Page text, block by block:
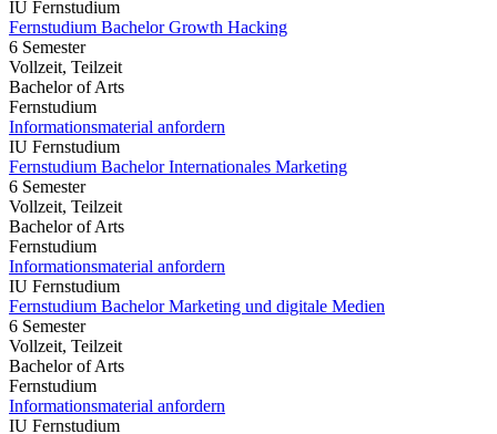
IU Fernstudium
Fernstudium Bachelor Growth Hacking
6 Semester
Vollzeit, Teilzeit
Bachelor of Arts
Fernstudium
Informationsmaterial anfordern
IU Fernstudium
Fernstudium Bachelor Internationales Marketing
6 Semester
Vollzeit, Teilzeit
Bachelor of Arts
Fernstudium
Informationsmaterial anfordern
IU Fernstudium
Fernstudium Bachelor Marketing und digitale Medien
6 Semester
Vollzeit, Teilzeit
Bachelor of Arts
Fernstudium
Informationsmaterial anfordern
IU Fernstudium